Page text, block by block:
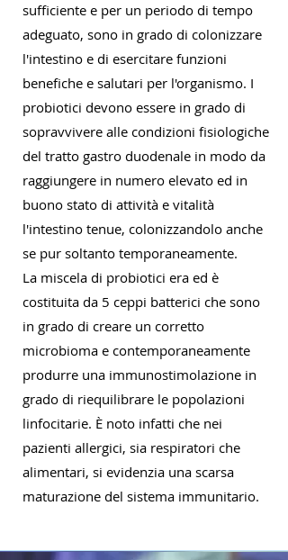
sufficiente e per un periodo di tempo
adeguato, sono in grado di colonizzare
l'intestino e di esercitare funzioni
benefiche e salutari per l'organismo. I
probiotici devono essere in grado di
sopravvivere alle condizioni fisiologiche
del tratto gastro duodenale in modo da
raggiungere in numero elevato ed in
buono stato di attività e vitalità
l'intestino tenue, colonizzandolo anche
se pur soltanto temporaneamente.
La miscela di probiotici era ed è
costituita da 5 ceppi batterici che sono
in grado di creare un corretto
microbioma e contemporaneamente
produrre una immunostimolazione in
grado di riequilibrare le popolazioni
linfocitarie. È noto infatti che nei
pazienti allergici, sia respiratori che
alimentari, si evidenzia una scarsa
maturazione del sistema immunitario.